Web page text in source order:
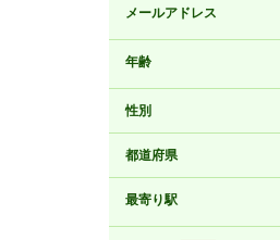
メールアドレス
年齢
性別
都道府県
最寄り駅